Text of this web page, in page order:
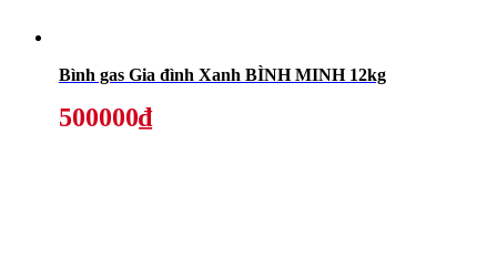
Bình gas Gia đình Xanh BÌNH MINH 12kg
500000₫